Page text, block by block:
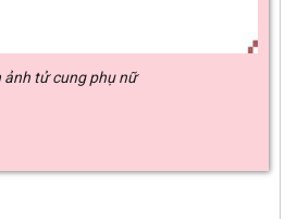
ảnh tử cung phụ nữ